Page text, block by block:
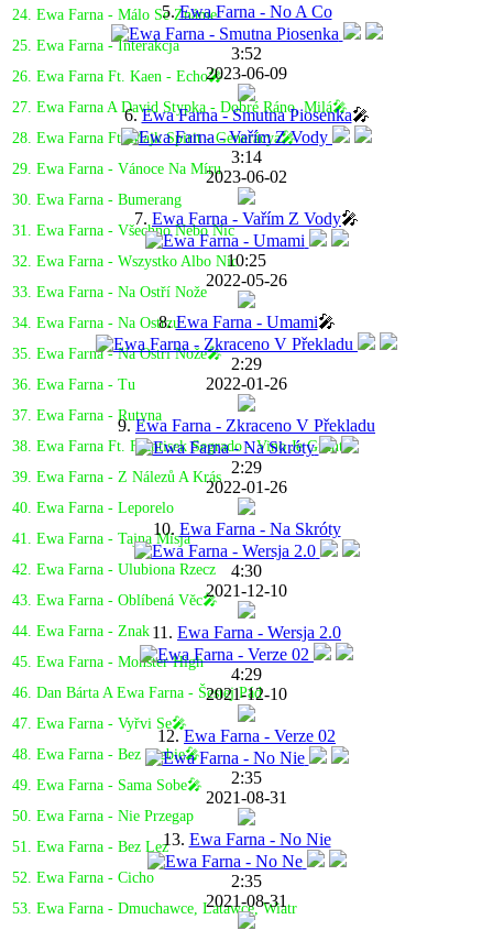
24. Ewa Farna - Málo Se Známe
25. Ewa Farna - Interakcja
26. Ewa Farna Ft. Kaen - Echo🎤
27. Ewa Farna A David Stypka - Dobré Ráno, Milá🎤
28. Ewa Farna Ft. Majk Spirit - Generácya🎤
29. Ewa Farna - Vánoce Na Míru
30. Ewa Farna - Bumerang
31. Ewa Farna - Všechno Nebo Nic
32. Ewa Farna - Wszystko Albo Nic
33. Ewa Farna - Na Ostří Nože
34. Ewa Farna - Na Ostrzu
35. Ewa Farna - Na Ostrí Nože🎤
36. Ewa Farna - Tu
37. Ewa Farna - Rutyna
38. Ewa Farna Ft. Frantisek Segrado - Vino Je Grunt
39. Ewa Farna - Z Nálezů A Krás
40. Ewa Farna - Leporelo
41. Ewa Farna - Tajna Misja
42. Ewa Farna - Ulubiona Rzecz
43. Ewa Farna - Oblíbená Věc🎤
44. Ewa Farna - Znak
45. Ewa Farna - Monster High
46. Dan Bárta A Ewa Farna - Šestej Pád
47. Ewa Farna - Vyřvi Se🎤
48. Ewa Farna - Bez Ciebie🎤
49. Ewa Farna - Sama Sobe🎤
50. Ewa Farna - Nie Przegap
51. Ewa Farna - Bez Lez
52. Ewa Farna - Cicho
53. Ewa Farna - Dmuchawce, Latawce, Wiatr
5.Ewa Farna - No A Co
3:52
2023-06-09
6.Ewa Farna - Smutna Piosenka🎤
3:14
2023-06-02
7. Ewa Farna - Vařím Z Vody🎤
10:25
2022-05-26
8.Ewa Farna - Umami🎤
2:29
2022-01-26
9.Ewa Farna - Zkraceno V Překladu
2:29
2022-01-26
10. Ewa Farna - Na Skróty
4:30
2021-12-10
11. Ewa Farna - Wersja 2.0
4:29
2021-12-10
12.Ewa Farna - Verze 02
2:35
2021-08-31
13. Ewa Farna - No Nie
2:35
2021-08-31